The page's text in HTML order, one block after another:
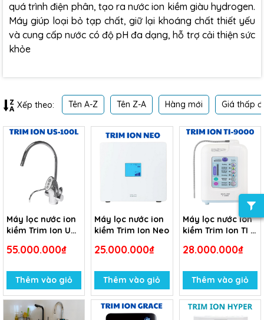
quá trình điện phân, tạo ra nước ion kiềm giàu hydrogen.
Máy giúp loại bỏ tạp chất, giữ lại khoáng chất thiết yếu
và cung cấp nước có độ pH đa dạng, hỗ trợ cải thiện sức
khỏe
Xếp theo: Tên A-Z Tên Z-A Hàng mới Giá thấp
Máy lọc nước ion
kiềm Trim Ion US-
55.000.000₫
Thêm vào giỏ
Máy lọc nước ion
kiềm Trim Ion Neo
25.000.000₫
Thêm vào giỏ
Máy lọc nước ion
kiềm Trim Ion TI -
28.000.000₫
Thêm vào giỏ